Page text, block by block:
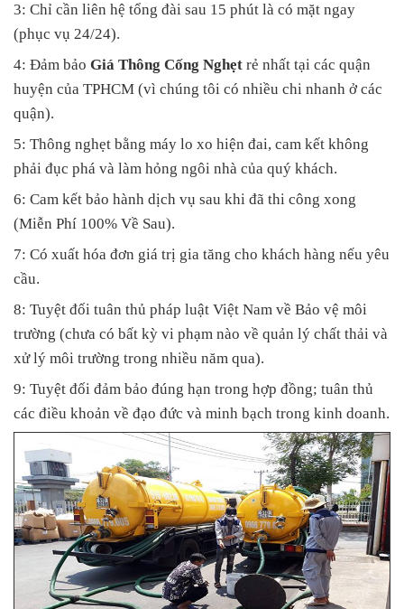
3: Chỉ cần liên hệ tổng đài sau 15 phút là có mặt ngay
(phục vụ 24/24).
4: Đảm bảo Giá Thông Cống Nghẹt rẻ nhất tại các quận
huyện của TPHCM (vì chúng tôi có nhiều chi nhanh ở các
quận).
5: Thông nghẹt bằng máy lo xo hiện đai, cam kết không
phải đục phá và làm hỏng ngôi nhà của quý khách.
6: Cam kết bảo hành dịch vụ sau khi đã thi công xong
(Miễn Phí 100% Về Sau).
7: Có xuất hóa đơn giá trị gia tăng cho khách hàng nếu yêu
cầu.
8: Tuyệt đối tuân thủ pháp luật Việt Nam về Bảo vệ môi
trường (chưa có bất kỳ vi phạm nào về quản lý chất thải và
xử lý môi trường trong nhiều năm qua).
9: Tuyệt đối đảm bảo đúng hạn trong hợp đồng; tuân thủ
các điều khoản về đạo đức và minh bạch trong kinh doanh.